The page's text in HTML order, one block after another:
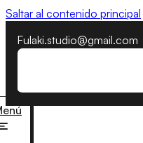
Saltar al contenido principal
Fulaki.studio@gmail.com